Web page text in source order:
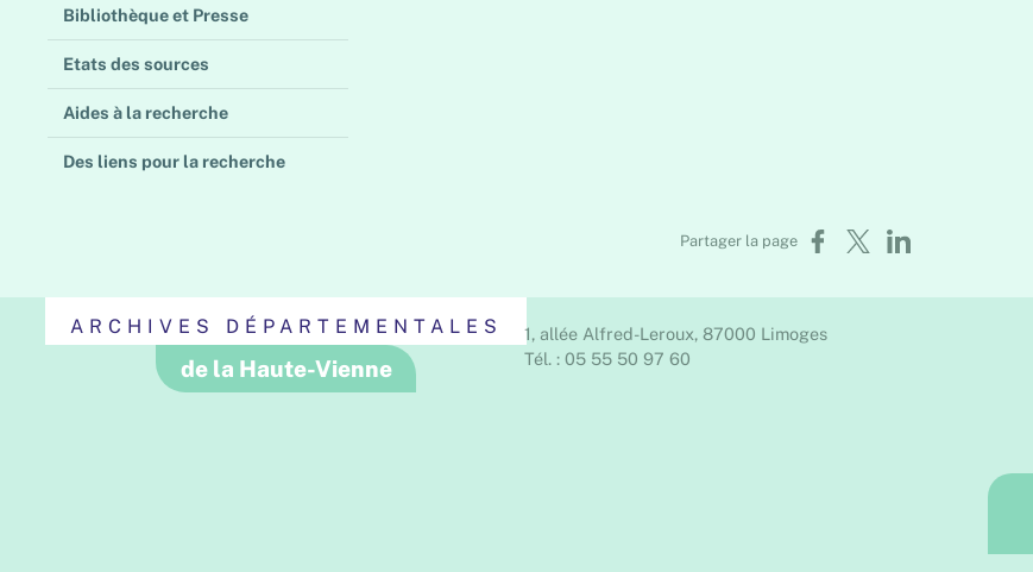
Bibliothèque et Presse
Etats des sources
Aides à la recherche
Des liens pour la recherche
Partager la page Partager sur Facebook
Partager sur XPartager sur LinkedIn
ARCHIVES DÉPARTEMENTALES
de la Haute-Vienne
1, allée Alfred-Leroux, 87000 Limoges
Tél. : 05 55 50 97 60